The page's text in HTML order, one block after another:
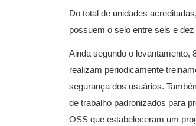
Do total de unidades
possuem o selo entre seis e
Ainda segundo o levantamento,
realizam periodicamente
segurança dos usuários.
de trabalho padronizados para
OSS que estabeleceram um